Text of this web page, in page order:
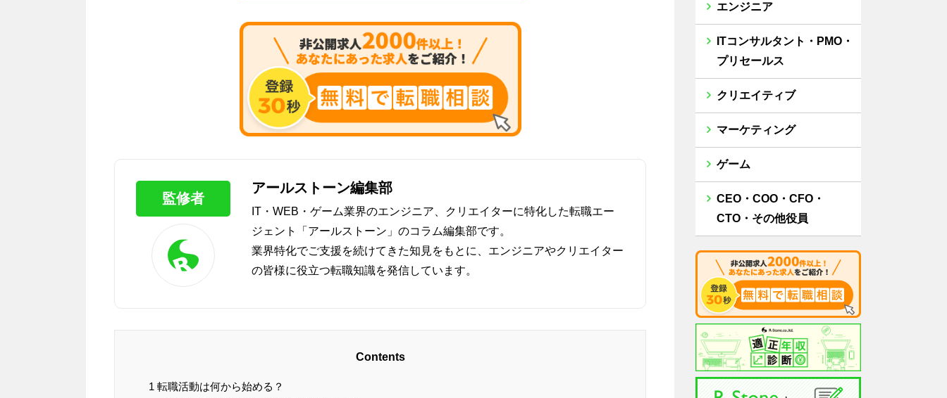
監修者
アールストーン編集部
IT・WEB・ゲーム業界のエンジニア、クリエイターに特化した転職エー
ジェント「アールストーン」のコラム編集部です。
業界特化でご支援を続けてきた知見をもとに、エンジニアやクリエイター
の皆様に役立つ転職知識を発信しています。
Contents
1 転職活動は何から始める？
エンジニア
ITコンサルタント・PMO・
プリセールス
クリエイティブ
マーケティング
ゲーム
CEO・COO・CFO・
CTO・その他役員